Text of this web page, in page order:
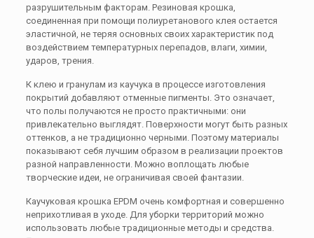
разрушительным факторам. Резиновая крошка,
соединенная при помощи полиуретанового клея остается
эластичной, не теряя основных своих характеристик под
воздействием температурных перепадов, влаги, химии,
ударов, трения.
К клею и гранулам из каучука в процессе изготовления
покрытий добавляют отменные пигменты. Это означает,
что полы получаются не просто практичными: они
привлекательно выглядят. Поверхности могут быть разных
оттенков, а не традиционно черными. Поэтому материалы
показывают себя лучшим образом в реализации проектов
разной направленности. Можно воплощать любые
творческие идеи, не ограничивая своей фантазии.
Каучуковая крошка EPDM очень комфортная и совершенно
неприхотливая в уходе. Для уборки территорий можно
использовать любые традиционные методы и средства.